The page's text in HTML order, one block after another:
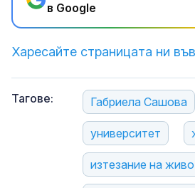
в Google
Харесайте страницата ни
Тагове: Габриела Сашова
университет
изтезание на